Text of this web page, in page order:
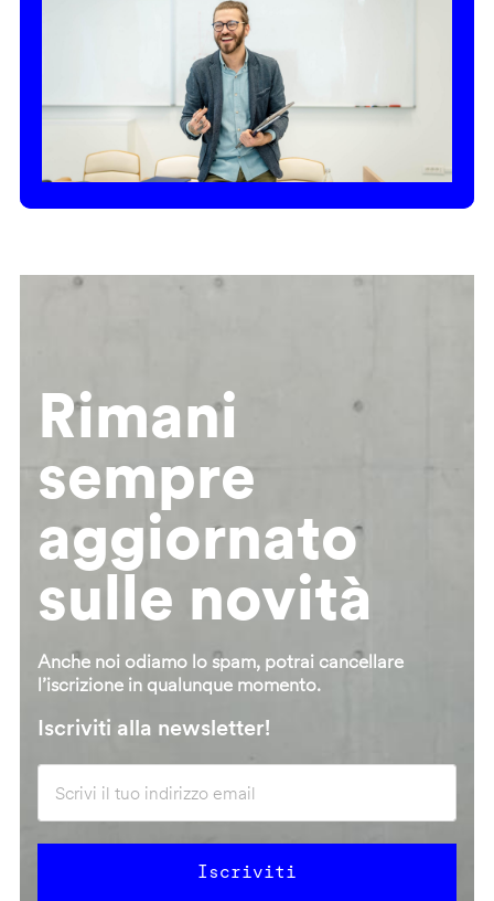
Rimani
sempre
aggiornato
sulle novità
Anche noi odiamo lo spam, potrai cancellare
l’iscrizione in qualunque momento.
Iscriviti alla newsletter!